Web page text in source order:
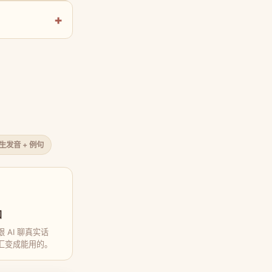
发音 + 例句
AI 聊真实话
成能用的。